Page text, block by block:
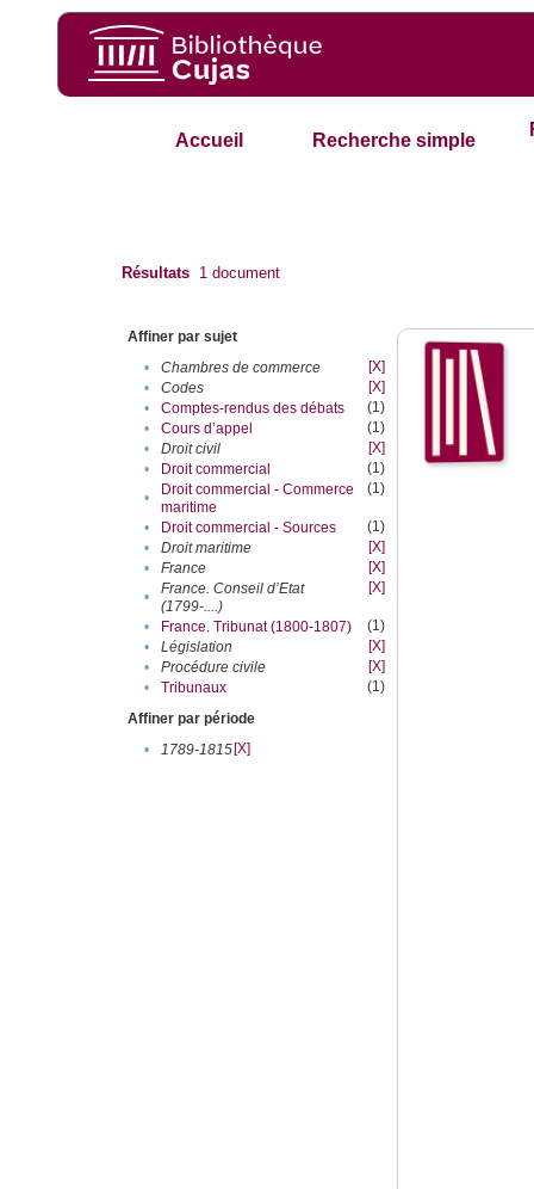
Accueil Recherche simple
Résultats 1 document
Affiner par sujet
•
Chambres de commerce
[X]
•
Codes
[X]
•
Comptes-rendus des débats
(1)
•
Cours d’appel
(1)
•
Droit civil
[X]
•
Droit commercial
(1)
•
Droit commercial - Commerce
maritime
(1)
• Droit commercial - Sources
(1)
•
Droit maritime
[X]
•
France
[X]
•
France. Conseil d’Etat
(1799-....)
[X]
• France. Tribunat (1800-1807)
(1)
•
Législation
[X]
•
Procédure civile
[X]
•
Tribunaux
(1)
Affiner par période
•
1789-1815[X]